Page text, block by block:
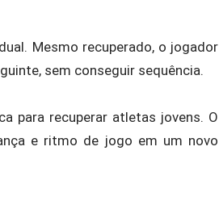
Mesmo recuperado, o jogador
sem conseguir sequência.
para recuperar atletas jovens. O
e ritmo de jogo em um novo